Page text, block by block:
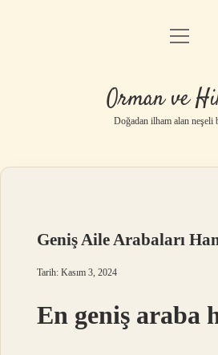
Anasayfa
Yasal Uyarı
menüyü
Orman ve
Doğadan ilham alan neşeli
Geniş Aile Arabaları
Tarih: Kasım 3, 2024
En geniş araba